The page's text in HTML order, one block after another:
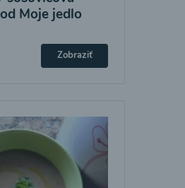
Moje jedlo
Zobraziť